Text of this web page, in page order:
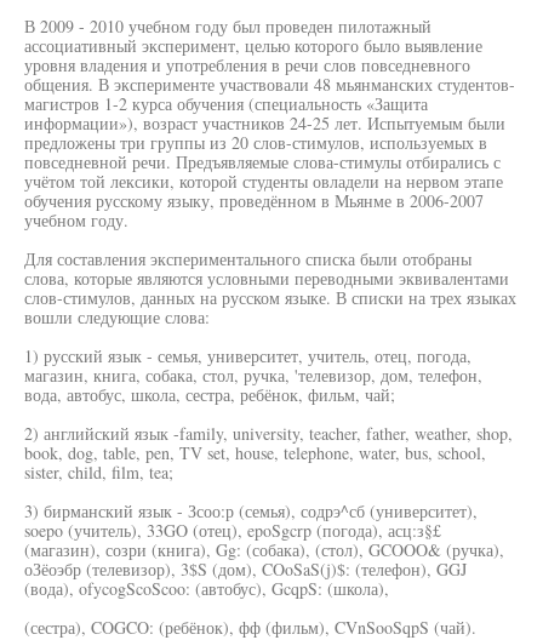
В 2009 - 2010 учебном году был проведен пилотажный
ассоциативный эксперимент, целью которого было выявление
уровня владения и употребления в речи слов повседневного
общения. В эксперименте участвовали 48 мьянманских студентов-
магистров 1-2 курса обучения (специальность «Защита
информации»), возраст участников 24-25 лет. Испытуемым были
предложены три группы из 20 слов-стимулов, используемых в
повседневной речи. Предъявляемые слова-стимулы отбирались с
учётом той лексики, которой студенты овладели на нервом этапе
обучения русскому языку, проведённом в Мьянме в 2006-2007
учебном году.
Для составления экспериментального списка были отобраны
слова, которые являются условными переводными эквивалентами
слов-стимулов, данных на русском языке. В списки на трех языках
вошли следующие слова:
1) русский язык - семья, университет, учитель, отец, погода,
магазин, книга, собака, стол, ручка, 'телевизор, дом, телефон,
вода, автобус, школа, сестра, ребёнок, фильм, чай;
2) английский язык -family, university, teacher, father, weather, shop,
book, dog, table, pen, TV set, house, telephone, water, bus, school,
sister, child, film, tea;
3) бирманский язык - Зсоо:р (семья), содрэ^сб (университет),
soepo (учитель), 33GO (отец), epoSgcrp (погода), асц:з§£
(магазин), созри (книга), Gg: (собака), (стол), GCOOO& (ручка),
оЗёоэбр (телевизор), 3$S (дом), COoSaS(j)$: (телефон), GGJ
(вода), ofycogScoScoo: (автобус), GcqpS: (школа),
(сестра), COGCO: (ребёнок), фф (фильм), CVnSooSqpS (чай).